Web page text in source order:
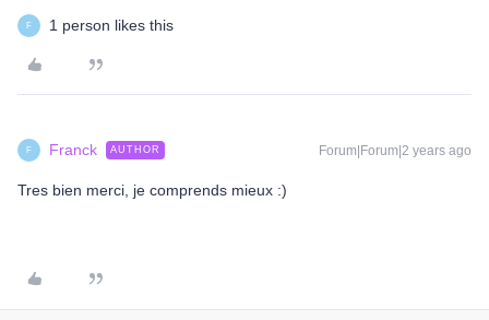
F 1 person likes this
F Franck AUTHOR Forum|Forum|2 years ago
Tres bien merci, je comprends mieux :)